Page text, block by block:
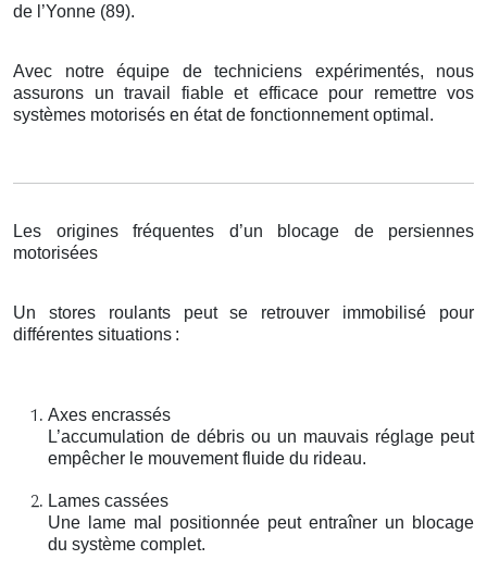
de l’Yonne (89).
Avec notre équipe de techniciens expérimentés, nous
assurons un travail fiable et efficace pour remettre vos
systèmes motorisés en état de fonctionnement optimal.
Les origines fréquentes d’un blocage de persiennes
motorisées
Un stores roulants peut se retrouver immobilisé pour
différentes situations :
Axes encrassés
L’accumulation de débris ou un mauvais réglage peut
empêcher le mouvement fluide du rideau.
Lames cassées
Une lame mal positionnée peut entraîner un blocage
du système complet.